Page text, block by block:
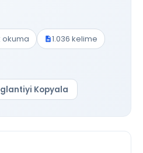
okuma
1.036 kelime
Kopyala